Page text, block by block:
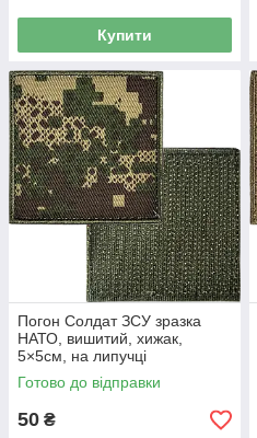
Купити
Погон Солдат ЗСУ зразка
НАТО, вишитий, хижак,
5×5см, на липучці
Готово до відправки
50 ₴